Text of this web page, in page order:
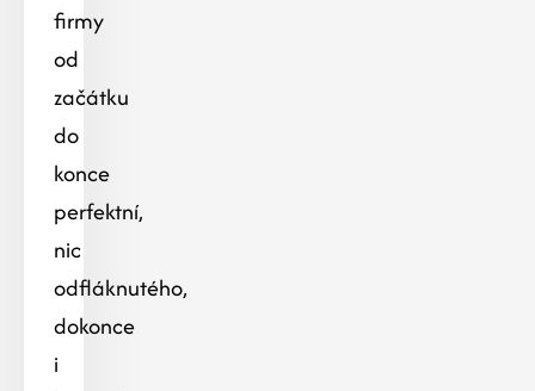
firmy
od
začátku
do
konce
perfektní,
nic
odfláknutého,
dokonce
i